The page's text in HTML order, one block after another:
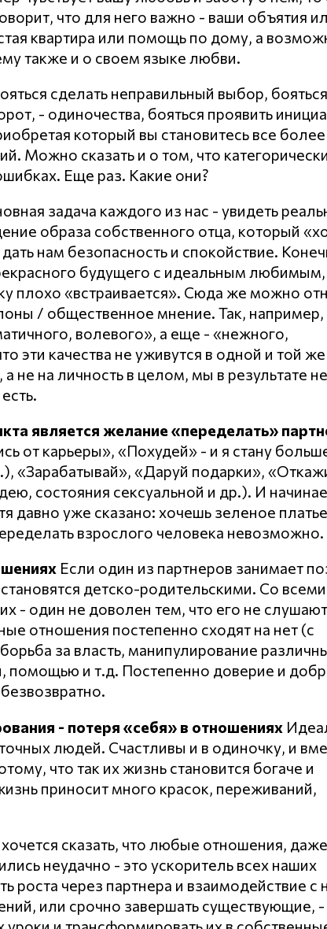
что для него важно - ваши объятия
квартира или помощь по дому, а
также и о своем языке любви.
сделать неправильный выбор, бояться
- одиночества, бояться проявить
который вы становитесь все более
Можно сказать и о том, что
Еще раз. Какие они?
задача каждого из нас - увидеть
образа собственного отца, который
нам безопасность и спокойствие.
будущего с идеальным
плохо «встраивается». Сюда же можно
/ общественное мнение. Так, например,
волевого», а еще - «нежного,
эти качества не уживутся в одной и той же
не на личность в целом, мы в результате
является желание «переделать»
от карьеры», «Похудей» - и я стану
«Зарабатывай», «Даруй подарки»,
состояния сексуальной и др.). И
давно уже сказано: хочешь зеленое
взрослого человека невозможно.
Если один из партнеров занимает
детско-родительскими. Со всеми
- один не доволен тем, что его не
отношения постепенно сходят на нет (с
за власть, манипулирование
помощью и т.д. Постепенно доверие и
- потеря «себя» в отношениях
людей. Счастливы и в одиночку, и
что так их жизнь становится богаче и
приносит много красок, переживаний,
сказать, что любые отношения,
неудачно - это ускоритель всех наших
роста через партнера и взаимодействие с
или срочно завершать существующие,